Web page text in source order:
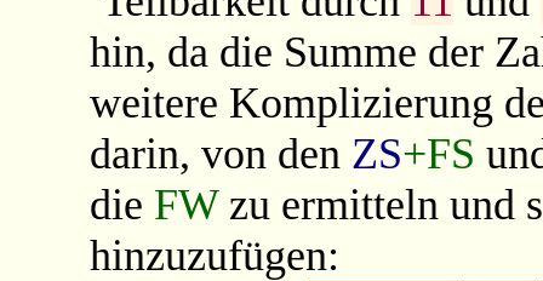
hin, da die Summe der
weitere Komplizierung
darin, von den ZS+FS
die FWzu ermitteln und
hinzuzufügen: